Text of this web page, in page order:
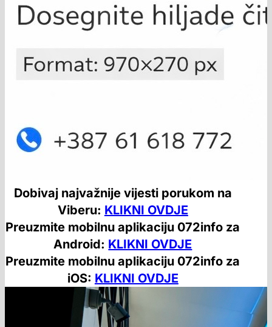
Dobivaj najvažnije vijesti porukom na
Viberu: KLIKNI OVDJE
Preuzmite mobilnu aplikaciju 072info za
Android: KLIKNI OVDJE
Preuzmite mobilnu aplikaciju 072info za
iOS: KLIKNI OVDJE